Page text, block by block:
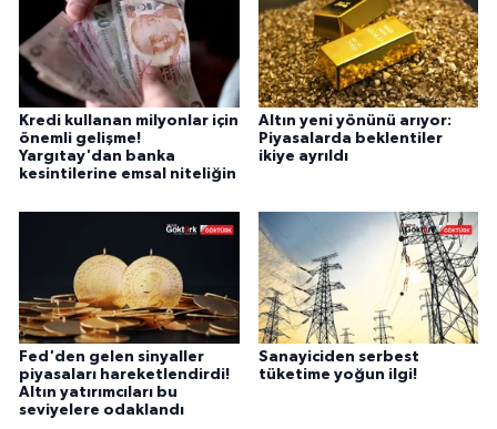
Kredi kullanan milyonlar için
önemli gelişme!
Yargıtay'dan banka
kesintilerine emsal niteliğin
Altın yeni yönünü arıyor:
Piyasalarda beklentiler
ikiye ayrıldı
Fed'den gelen sinyaller
piyasaları hareketlendirdi!
Altın yatırımcıları bu
seviyelere odaklandı
Sanayiciden serbest
tüketime yoğun ilgi!